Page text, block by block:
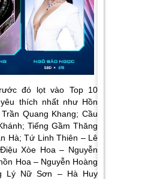
đó lọt vào Top 10
thích nhất như Hồn
Quang Khang; Cầu
Tiếng Gầm Thăng
Hà; Tứ Linh Thiên – Lê
Xòe Hoa – Nguyễn
Hoa – Nguyễn Hoàng
Lý Nữ Sơn – Hà Huy